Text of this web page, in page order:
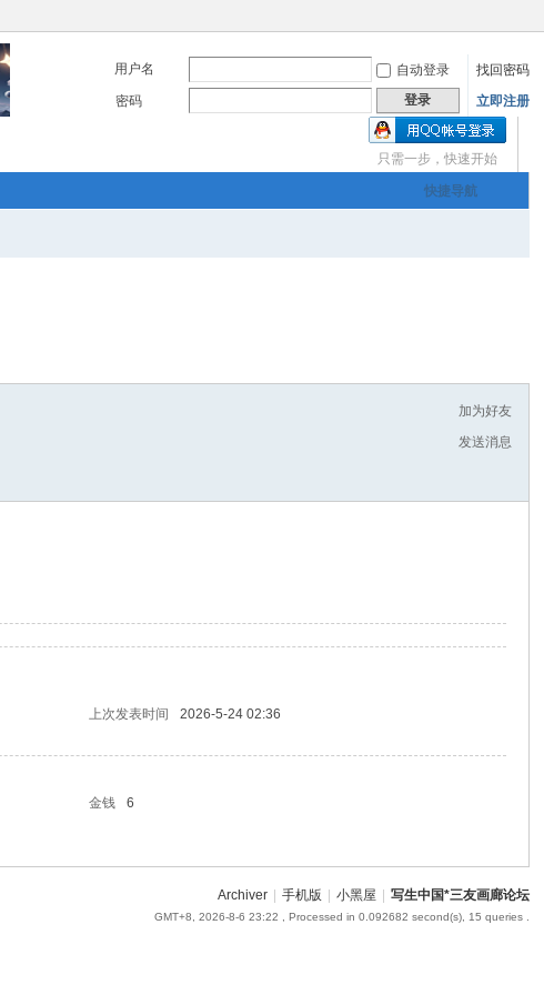
用户名 自动登录
找回密码
密码
登录 立即注册
只需一步，快速开始
快捷导航
有充裕的业余上网时
加为好友
发送消息
上次发表时间
2026-5-24 02:36
金钱
6
Archiver 手机版 小黑屋 写生中国*三友画廊论坛
GMT+8, 2026-8-6 23:22 , Processed in 0.092682 second(s), 15 queries .